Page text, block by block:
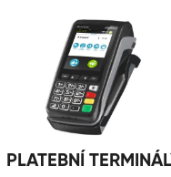
PLATEBNÍ